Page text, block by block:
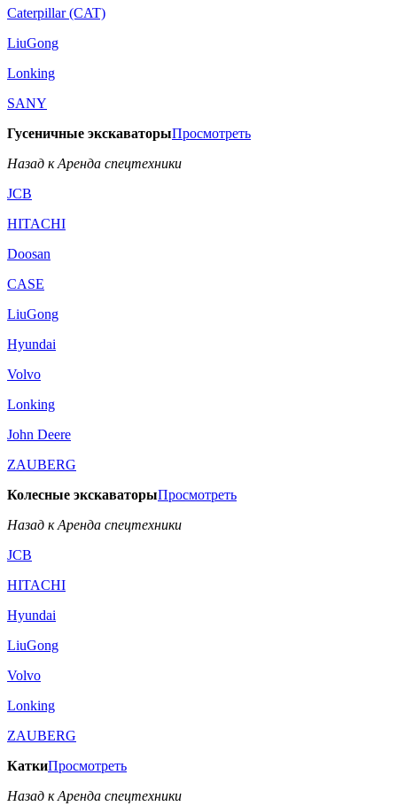
Caterpillar (CAT)
LiuGong
Lonking
SANY
Гусеничные экскаваторыПросмотреть
Назад к Аренда спецтехники
JCB
HITACHI
Doosan
CASE
LiuGong
Hyundai
Volvo
Lonking
John Deere
ZAUBERG
Колесные экскаваторыПросмотреть
Назад к Аренда спецтехники
JCB
HITACHI
Hyundai
LiuGong
Volvo
Lonking
ZAUBERG
КаткиПросмотреть
Назад к Аренда спецтехники